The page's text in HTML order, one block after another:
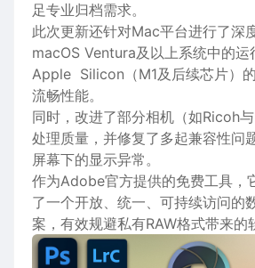
足专业归档需求。
此次更新还针对Mac平台进行了深
macOS Ventura及以上系统中的运
Apple Silicon（M1及后续芯片）
流畅性能。
同时，改进了部分相机（如Ricoh
处理质量，并修复了多起兼容性问
屏幕下的显示异常。
作为Adobe官方提供的免费工具，
了一个开放、统一、可持续访问的
案，有效规避私有RAW格式带来的